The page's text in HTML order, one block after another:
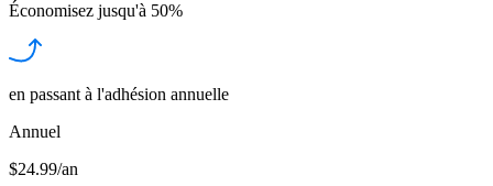
Économisez jusqu'à 50%
en passant à l'adhésion annuelle
Annuel
$24.99/an